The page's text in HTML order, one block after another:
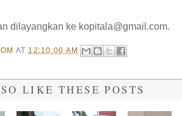
dilayangkan ke kopitala@gmail.com.
AT 12:10:00 AM
LIKE THESE POSTS